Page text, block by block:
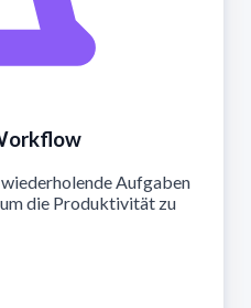
Aufgaben
die Produktivität zu